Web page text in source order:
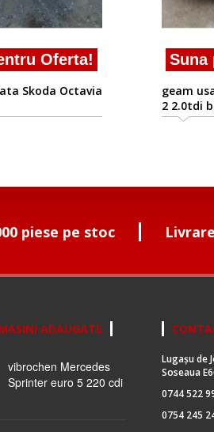
Oferta!
Skoda Octavia
Suna
geam
2 2.0tdi
piese pe stoc
ADAUGATE
vibrochen Mercedes
Sprinter euro 5 220 cdi
Lugașu de
Soseaua
0744 522
0754 245